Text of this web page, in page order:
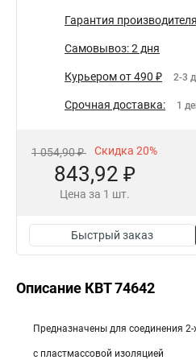
Гарантия
Самовывоз: 2 дня
Курьером от 490 ₽ 2-3
Срочная доставка: 1
1 054,90 ₽ Скидка 20%
843,92 ₽
Цена за 1 шт.
Быстрый заказ
Описание КВТ 74642
Предназначены для соединения
с пластмассовой изоляцией